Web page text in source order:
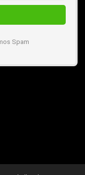
Spam